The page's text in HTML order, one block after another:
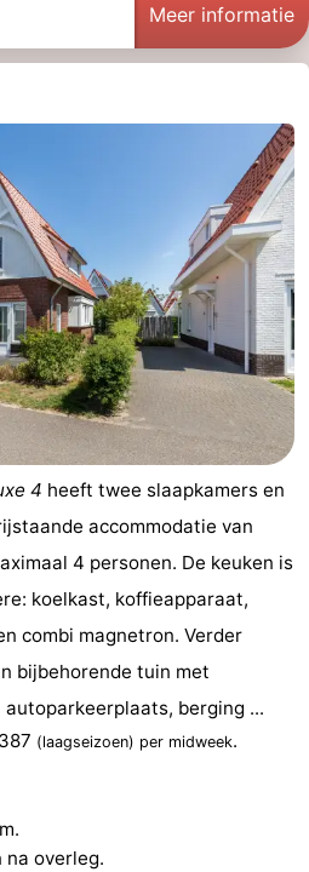
Meer informatie
4 heeft twee slaapkamers en
accommodatie van
4 personen. De keuken is
koelkast, koffieapparaat,
combi magnetron. Verder
bijbehorende tuin met
berging ...
(laagseizoen) per midweek.
overleg.